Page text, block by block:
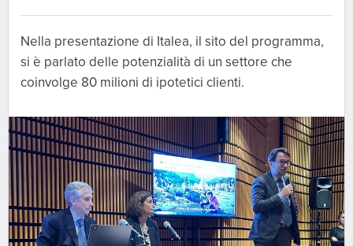
Nella presentazione di Italea, il sito del programma,
si è parlato delle potenzialità di un settore che
coinvolge 80 milioni di ipotetici clienti.